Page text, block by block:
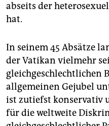
abseits der
hat.
In seinem 45 Absätze
der Vatikan vielmehr
gleichgeschlechtlichen
allgemeinen Gejubel
ist zutiefst konservativ
für die weltweite